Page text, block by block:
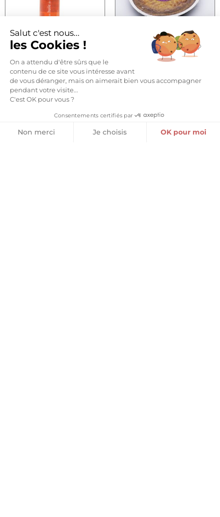
MON HUILE DE HOMARD
13,90€ – 29,50€
Choix des options
GÂTEAU BRETON FOURRÉ
PRUNEAU
Salut c'est nous...
les Cookies !
On a attendu d'être sûrs que le
contenu de ce site vous intéresse avant
de vous déranger, mais on aimerait bien vous accompagner
pendant votre visite...
C'est OK pour vous ?
Consentements certifiés par
Non merci Je choisis OK pour moi